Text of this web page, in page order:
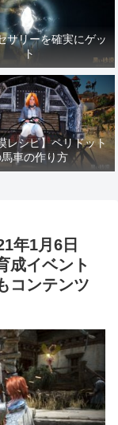
サリーを確実にゲッ
ト
レシピ】ペリドット
車の作り方
年1月6日
成イベント
コンテンツ